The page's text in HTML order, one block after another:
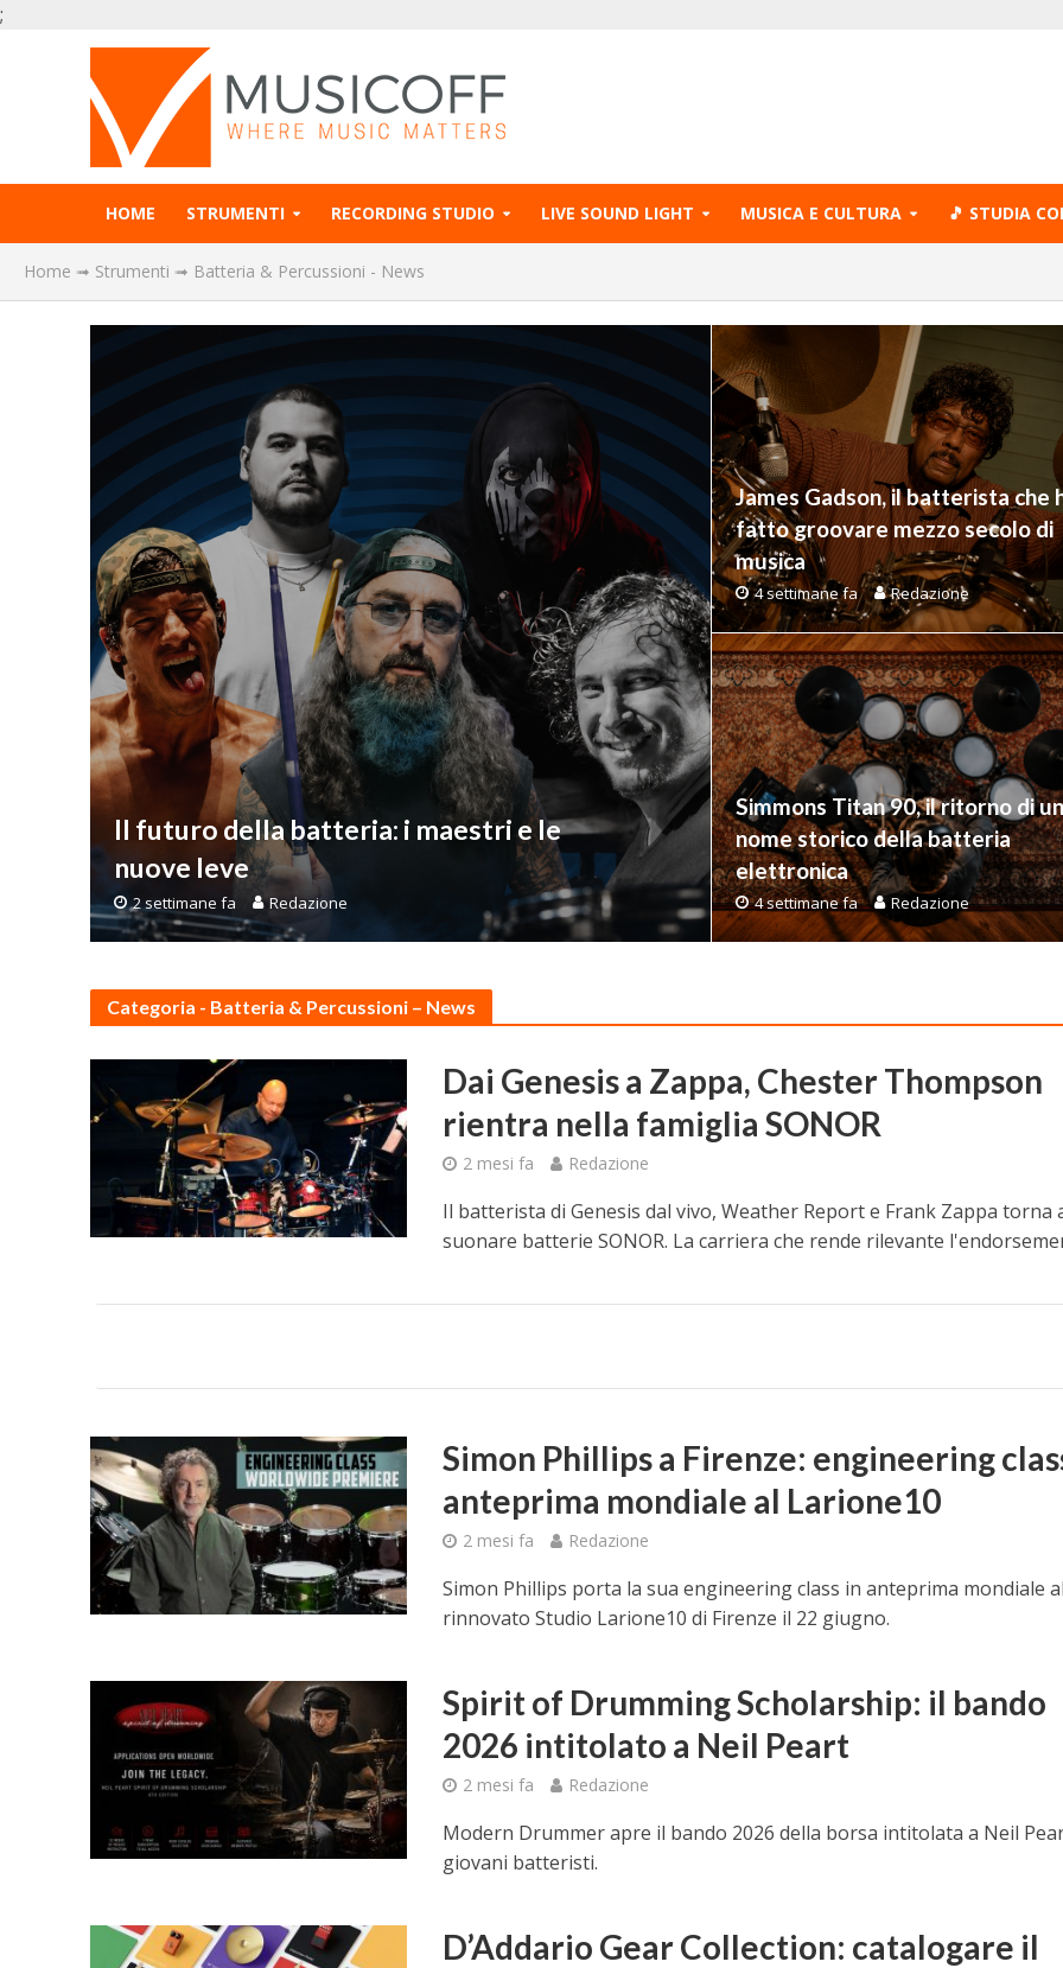
;
HOME STRUMENTI RECORDING STUDIO LIVE SOUND LIGHT MUSICA E CULTURA 🎵 STUDIA
Home ➟ Strumenti ➟ Batteria & Percussioni - News
Il futuro della batteria: i maestri e le
nuove leve
2 settimane fa Redazione
James Gadson, il batterista che
fatto groovare mezzo secolo di
musica
4 settimane fa Redazione
Simmons Titan 90, il ritorno di
nome storico della batteria
elettronica
4 settimane fa Redazione
Categoria - Batteria & Percussioni – News
Dai Genesis a Zappa, Chester Thompson
rientra nella famiglia SONOR
2 mesi fa Redazione
Il batterista di Genesis dal vivo, Weather Report e Frank Zappa torna
suonare batterie SONOR. La carriera che rende rilevante
Simon Phillips a Firenze: engineering
anteprima mondiale al Larione10
2 mesi fa Redazione
Simon Phillips porta la sua engineering class in anteprima mondiale al
rinnovato Studio Larione10 di Firenze il 22 giugno.
Spirit of Drumming Scholarship: il bando
2026 intitolato a Neil Peart
2 mesi fa Redazione
Modern Drummer apre il bando 2026 della borsa intitolata a Neil
giovani batteristi.
D’Addario Gear Collection: catalogare il